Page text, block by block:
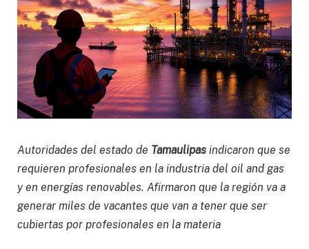
Autoridades del estado de Tamaulipas indicaron que se
requieren profesionales en la industria del oil and gas
y en energías renovables. Afirmaron que la región va a
generar miles de vacantes que van a tener que ser
cubiertas por profesionales en la materia